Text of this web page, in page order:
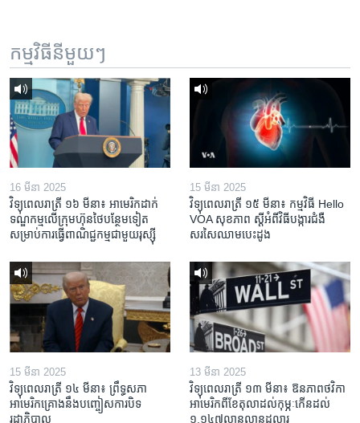
កម្មវិធី​នីមួយៗ
16 មីនា 2025
វិទ្យុពេលរាត្រី ១៦ មីនា៖ អាមេរិក​ដាក់​
ទណ្ឌកម្ម​លើ​ក្រុមហ៊ុន​ថៃ​បន្ថែម​ទៀត​
សម្រាប់​ការ​ធ្វើ​ពាណិជ្ជកម្ម​ជាមួយ​រុស្ស៊ី
15 មីនា 2025
វិទ្យុពេលរាត្រី ១៥ មីនា៖ កម្មវិធី ​Hello
VOA សុខភាព ស្ដី​អំពី​វិធី​បង្ការ​ជំងឺ​
សរសៃ​ឈាម​បេះដូង
15 មីនា 2025
វិទ្យុពេលរាត្រី ១៤ មីនា៖ ព្រឹទ្ធសភា
អាមេរិកគ្រោងនឹងបញ្ចៀសការបិទ
រដ្ឋាភិបាល
13 មីនា 2025
វិទ្យុពេលរាត្រី ១៣ មីនា៖ ឱនភាព​ថវិកា​
អាមេរិក​ពី​ខែ​តុលា​ដល់​កុម្ភៈ​កើន​ដល់​
១.១៤៧​លានលាន​ដុល្លារ